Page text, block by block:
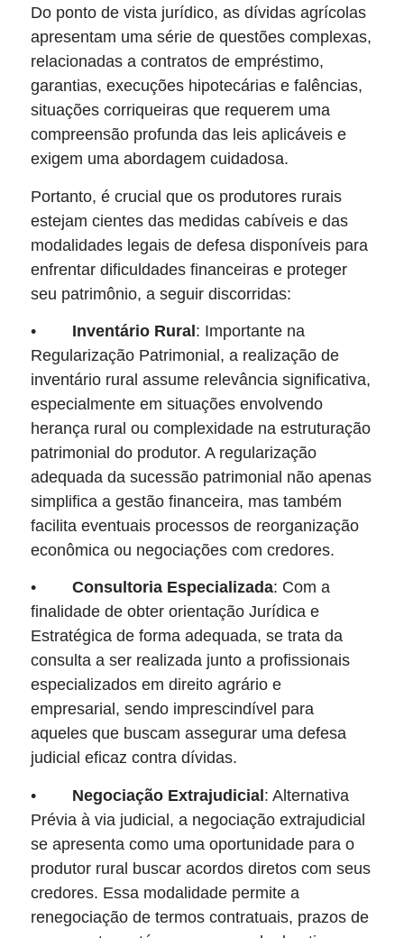
Do ponto de vista jurídico, as dívidas agrícolas
apresentam uma série de questões complexas,
relacionadas a contratos de empréstimo,
garantias, execuções hipotecárias e falências,
situações corriqueiras que requerem uma
compreensão profunda das leis aplicáveis e
exigem uma abordagem cuidadosa.
Portanto, é crucial que os produtores rurais
estejam cientes das medidas cabíveis e das
modalidades legais de defesa disponíveis para
enfrentar dificuldades financeiras e proteger
seu patrimônio, a seguir discorridas:
• Inventário Rural: Importante na
Regularização Patrimonial, a realização de
inventário rural assume relevância significativa,
especialmente em situações envolvendo
herança rural ou complexidade na estruturação
patrimonial do produtor. A regularização
adequada da sucessão patrimonial não apenas
simplifica a gestão financeira, mas também
facilita eventuais processos de reorganização
econômica ou negociações com credores.
• Consultoria Especializada: Com a
finalidade de obter orientação Jurídica e
Estratégica de forma adequada, se trata da
consulta a ser realizada junto a profissionais
especializados em direito agrário e
empresarial, sendo imprescindível para
aqueles que buscam assegurar uma defesa
judicial eficaz contra dívidas.
• Negociação Extrajudicial: Alternativa
Prévia à via judicial, a negociação extrajudicial
se apresenta como uma oportunidade para o
produtor rural buscar acordos diretos com seus
credores. Essa modalidade permite a
renegociação de termos contratuais, prazos de